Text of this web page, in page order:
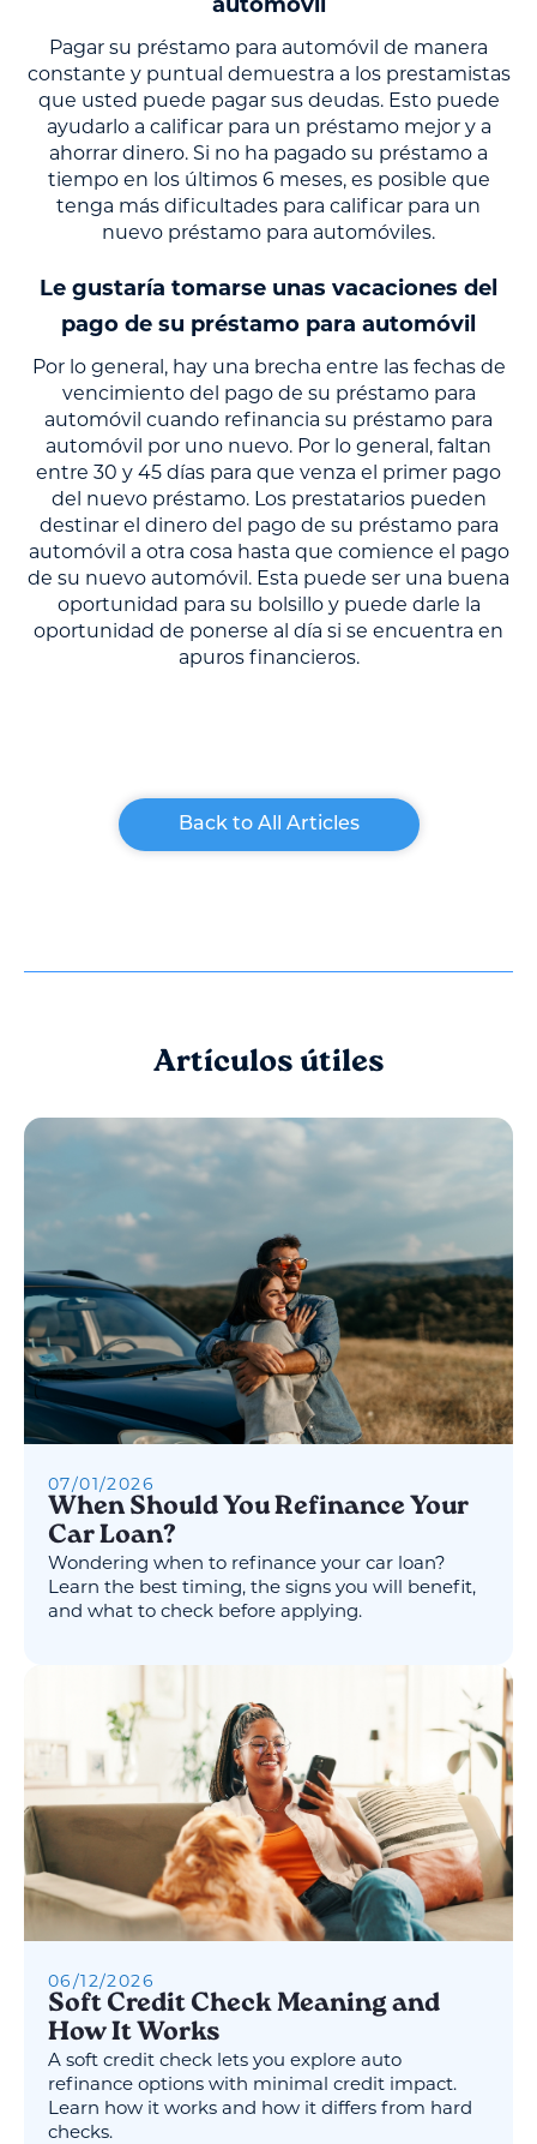
Pagar su préstamo para automóvil de manera
constante y puntual demuestra a los prestamistas
que usted puede pagar sus deudas. Esto puede
ayudarlo a calificar para un préstamo mejor y a
ahorrar dinero. Si no ha pagado su préstamo a
tiempo en los últimos 6 meses, es posible que
tenga más dificultades para calificar para un
nuevo préstamo para automóviles.
Le gustaría tomarse unas vacaciones del
pago de su préstamo para automóvil
Por lo general, hay una brecha entre las fechas de
vencimiento del pago de su préstamo para
automóvil cuando refinancia su préstamo para
automóvil por uno nuevo. Por lo general, faltan
entre 30 y 45 días para que venza el primer pago
del nuevo préstamo. Los prestatarios pueden
destinar el dinero del pago de su préstamo para
automóvil a otra cosa hasta que comience el pago
de su nuevo automóvil. Esta puede ser una buena
oportunidad para su bolsillo y puede darle la
oportunidad de ponerse al día si se encuentra en
apuros financieros.
Back to All Articles
Artículos útiles
07/01/2026
When Should You Refinance Your
Car Loan?
Wondering when to refinance your car loan?
Learn the best timing, the signs you will benefit,
and what to check before applying.
06/12/2026
Soft Credit Check Meaning and
How It Works
A soft credit check lets you explore auto
refinance options with minimal credit impact.
Learn how it works and how it differs from hard
checks.